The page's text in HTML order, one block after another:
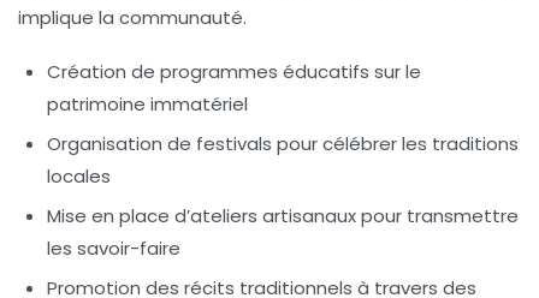
implique la communauté.
Création de programmes éducatifs sur le
patrimoine immatériel
Organisation de festivals pour célébrer les traditions
locales
Mise en place d’ateliers artisanaux pour transmettre
les savoir-faire
Promotion des récits traditionnels à travers des